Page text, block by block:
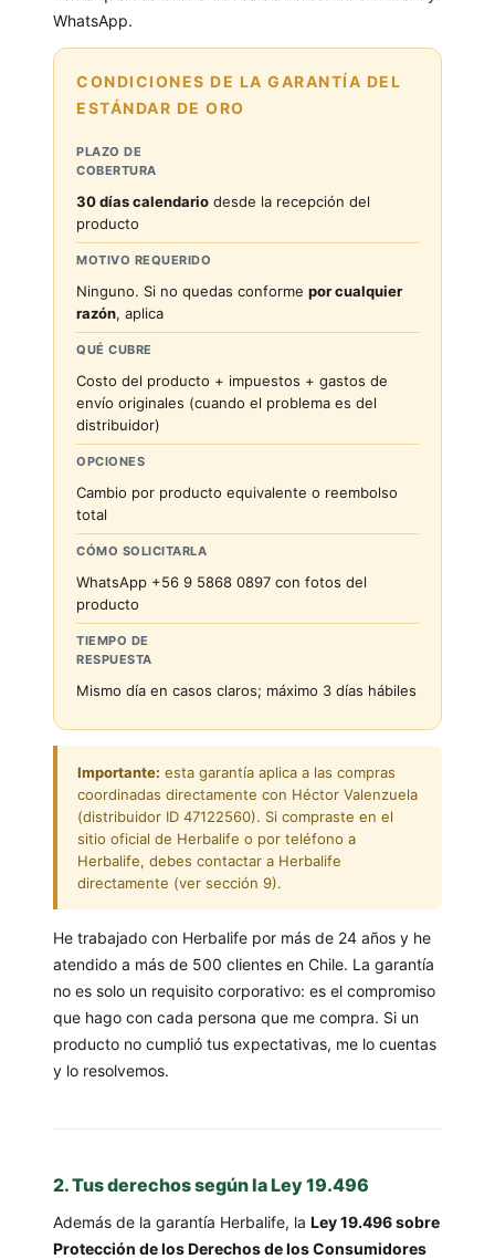
WhatsApp.
CONDICIONES DE LA GARANTÍA DEL
ESTÁNDAR DE ORO
PLAZO DE
COBERTURA
30 días calendario desde la recepción del
producto
MOTIVO REQUERIDO
Ninguno. Si no quedas conforme por cualquier
razón, aplica
QUÉ CUBRE
Costo del producto + impuestos + gastos de
envío originales (cuando el problema es del
distribuidor)
OPCIONES
Cambio por producto equivalente o reembolso
total
CÓMO SOLICITARLA
WhatsApp +56 9 5868 0897 con fotos del
producto
TIEMPO DE
RESPUESTA
Mismo día en casos claros; máximo 3 días hábiles
Importante: esta garantía aplica a las compras
coordinadas directamente con Héctor Valenzuela
(distribuidor ID 47122560). Si compraste en el
sitio oficial de Herbalife o por teléfono a
Herbalife, debes contactar a Herbalife
directamente (ver sección 9).
He trabajado con Herbalife por más de 24 años y he
atendido a más de 500 clientes en Chile. La garantía
no es solo un requisito corporativo: es el compromiso
que hago con cada persona que me compra. Si un
producto no cumplió tus expectativas, me lo cuentas
y lo resolvemos.
2. Tus derechos según la Ley 19.496
Además de la garantía Herbalife, la Ley 19.496 sobre
Protección de los Derechos de los Consumidores